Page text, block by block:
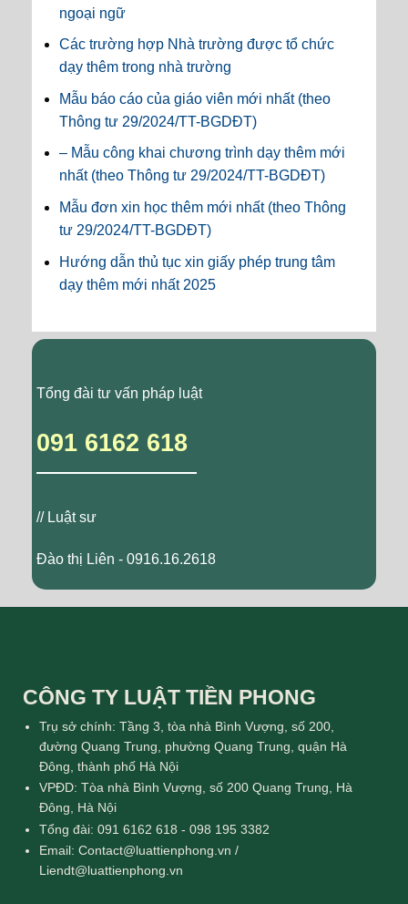
ngoại ngữ
Các trường hợp Nhà trường được tổ chức
dạy thêm trong nhà trường
Mẫu báo cáo của giáo viên mới nhất (theo
Thông tư 29/2024/TT-BGDĐT)
– Mẫu công khai chương trình dạy thêm mới
nhất (theo Thông tư 29/2024/TT-BGDĐT)
Mẫu đơn xin học thêm mới nhất (theo Thông
tư 29/2024/TT-BGDĐT)
Hướng dẫn thủ tục xin giấy phép trung tâm
dạy thêm mới nhất 2025
Tổng đài tư vấn pháp luật
091 6162 618
// Luật sư
Đào thị Liên - 0916.16.2618
CÔNG TY LUẬT TIỀN PHONG
Trụ sở chính: Tầng 3, tòa nhà Bình Vượng, số 200,
đường Quang Trung, phường Quang Trung, quận Hà
Đông, thành phố Hà Nội
VPĐD: Tòa nhà Bình Vượng, số 200 Quang Trung, Hà
Đông, Hà Nội
Tổng đài: 091 6162 618 - 098 195 3382
Email: Contact@luattienphong.vn /
Liendt@luattienphong.vn